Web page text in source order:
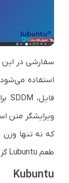
سفارشی در این
استفاده
فایل،SDDM
ویرایشگر متن
که نه تنها
طعم Lubuntu
Kubuntu